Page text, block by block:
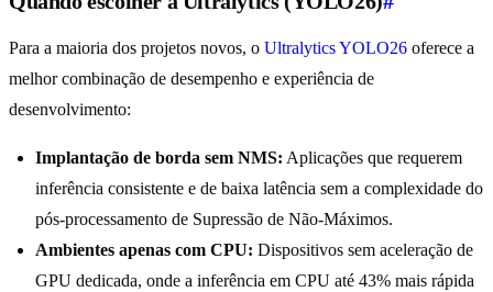
Para a maioria dos projetos novos, o Ultralytics YOLO26 oferece a
melhor combinação de desempenho e experiência de
desenvolvimento:
Implantação de borda sem NMS: Aplicações que requerem
inferência consistente e de baixa latência sem a complexidade do
pós-processamento de Supressão de Não-Máximos.
Ambientes apenas com CPU: Dispositivos sem aceleração de
GPU dedicada, onde a inferência em CPU até 43% mais rápida